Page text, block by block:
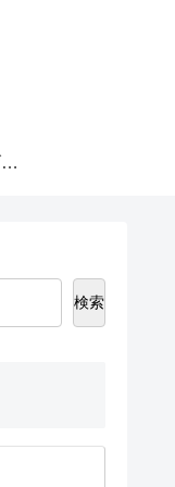
キューモニターは稼げる？
検索